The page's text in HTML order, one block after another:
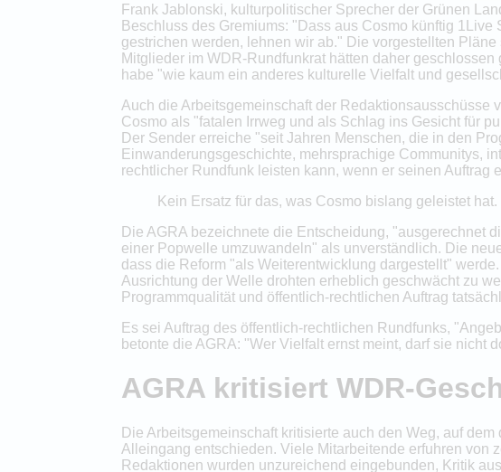
Frank Jablonski, kulturpolitischer Sprecher der Grünen
Beschluss des Gremiums: "Dass aus Cosmo künftig
gestrichen werden, lehnen wir ab." Die vorgestellten
Mitglieder im WDR-Rundfunkrat hätten daher
habe "wie kaum ein anderes kulturelle Vielfalt und
Auch die Arbeitsgemeinschaft der Redaktionsausschüsse
Cosmo als "fatalen Irrweg und als Schlag ins Gesicht für
Der Sender erreiche "seit Jahren Menschen, die in den
Einwanderungsgeschichte, mehrsprachige Communitys,
rechtlicher Rundfunk leisten kann, wenn er seinen Auftrag
Kein Ersatz für das, was Cosmo bislang geleistet hat.
Die AGRA bezeichnete die Entscheidung, "ausgerechnet
einer Popwelle umzuwandeln" als unverständlich. Die
dass die Reform "als Weiterentwicklung dargestellt"
Ausrichtung der Welle drohten erheblich geschwächt zu
Programmqualität und öffentlich-rechtlichen Auftrag
Es sei Auftrag des öffentlich-rechtlichen Rundfunks,
betonte die AGRA: "Wer Vielfalt ernst meint, darf sie nicht
AGRA kritisiert WDR-
Die Arbeitsgemeinschaft kritisierte auch den Weg, auf
Alleingang entschieden. Viele Mitarbeitende erfuhren von
Redaktionen wurden unzureichend eingebunden, Kritik